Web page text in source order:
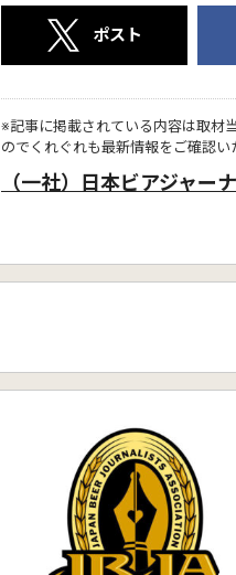
ポスト
※記事に掲載されている内容は取材
のでくれぐれも最新情報をご確認い
（一社）日本ビアジャー